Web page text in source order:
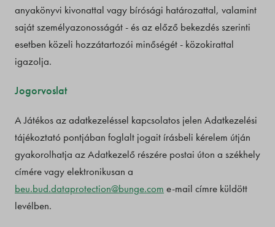
anyakönyvi kivonattal vagy bírósági határozattal, valamint
saját személyazonosságát - és az előző bekezdés szerinti
esetben közeli hozzátartozói minőségét - közokirattal
igazolja.
Jogorvoslat
A Játékos az adatkezeléssel kapcsolatos jelen Adatkezelési
tájékoztató pontjában foglalt jogait írásbeli kérelem útján
gyakorolhatja az Adatkezelő részére postai úton a székhely
címére vagy elektronikusan a
beu.bud.dataprotection@bunge.com e-mail címre küldött
levélben.